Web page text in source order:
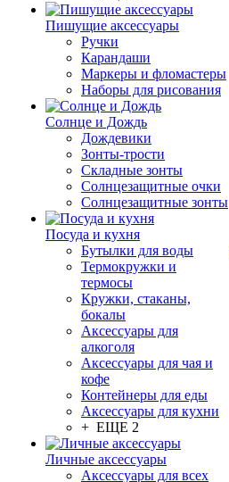
Пишущие аксессуары
Ручки
Карандаши
Маркеры и фломастеры
Наборы для рисования
Солнце и Дождь
Дождевики
Зонты-трости
Складные зонты
Солнцезащитные очки
Солнцезащитные зонты
Посуда и кухня
Бутылки для воды
Термокружки и
термосы
Кружки, стаканы,
бокалы
Аксессуары для
алкоголя
Аксессуары для чая и
кофе
Контейнеры для еды
Аксессуары для кухни
+ ЕЩЕ 2
Личные аксессуары
Аксессуары для всех